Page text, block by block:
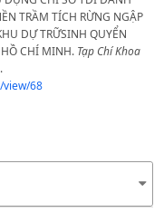
TRẦM TÍCH RỪNG NGẬP
DỰ TRỮSINH QUYỂN
CHÍ MINH. Tạp Chí Khoa
view/68